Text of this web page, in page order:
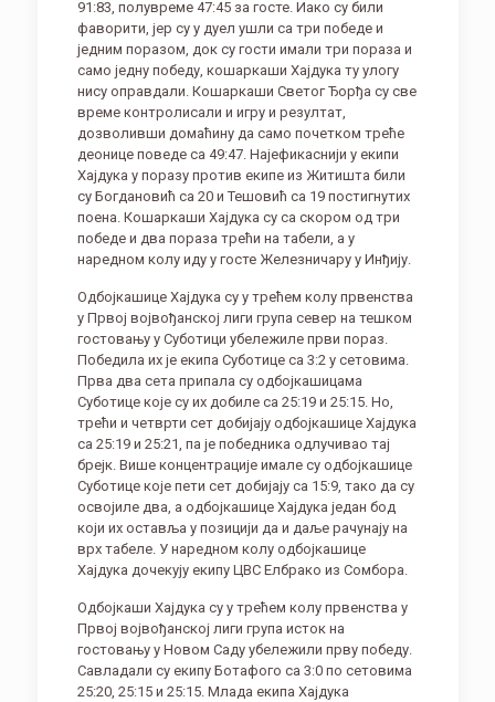
91:83, полувреме 47:45 за госте. Иако су били
фаворити, јер су у дуел ушли са три победе и
једним поразом, док су гости имали три пораза и
само једну победу, кошаркаши Хајдука ту улогу
нису оправдали. Кошаркаши Светог Ђорђа су све
време контролисали и игру и резултат,
дозволивши домаћину да само почетком треће
деонице поведе са 49:47. Најефикаснији у екипи
Хајдука у поразу против екипе из Житишта били
су Богдановић са 20 и Тешовић са 19 постигнутих
поена. Кошаркаши Хајдука су са скором од три
победе и два пораза трећи на табели, а у
наредном колу иду у госте Железничару у Инђију.
Одбојкашице Хајдука су у трећем колу првенства
у Првој војвођанској лиги група север на тешком
гостовању у Суботици убележиле први пораз.
Победила их је екипа Суботице са 3:2 у сетовима.
Прва два сета припала су одбојкашицама
Суботице које су их добиле са 25:19 и 25:15. Но,
трећи и четврти сет добијају одбојкашице Хајдука
са 25:19 и 25:21, па је победника одлучивао тај
брејк. Више концентрације имале су одбојкашице
Суботице које пети сет добијају са 15:9, тако да су
освојиле два, а одбојкашице Хајдука један бод
који их оставља у позицији да и даље рачунају на
врх табеле. У наредном колу одбојкашице
Хајдука дочекују екипу ЦВС Елбрако из Сомбора.
Одбојкаши Хајдука су у трећем колу првенства у
Првој војвођанској лиги група исток на
гостовању у Новом Саду убележили прву победу.
Савладали су екипу Ботафого са 3:0 по сетовима
25:20, 25:15 и 25:15. Млада екипа Хајдука